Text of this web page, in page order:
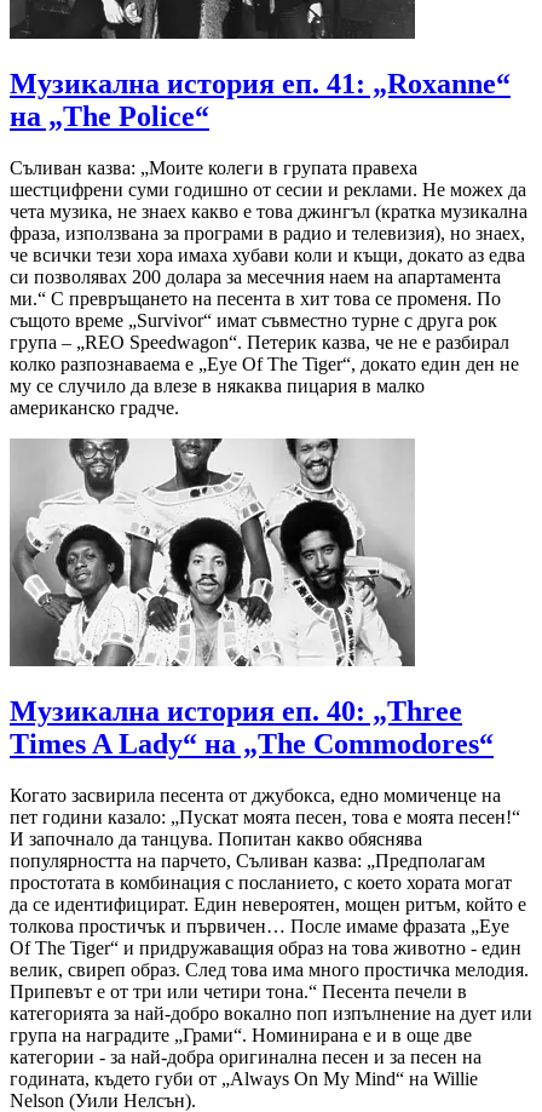
Музикална история еп. 41: „Roxanne“
на „The Police“
Съливан казва: „Моите колеги в групата правеха
шестцифрени суми годишно от сесии и реклами. Не можех да
чета музика, не знаех какво е това джингъл (кратка музикална
фраза, използвана за програми в радио и телевизия), но знаех,
че всички тези хора имаха хубави коли и къщи, докато аз едва
си позволявах 200 долара за месечния наем на апартамента
ми.“ С превръщането на песента в хит това се променя. По
същото време „Survivor“ имат съвместно турне с друга рок
група – „REO Speedwagon“. Петерик казва, че не е разбирал
колко разпознаваема е „Eye Of The Tiger“, докато един ден не
му се случило да влезе в някаква пицария в малко
американско градче.
Музикална история еп. 40: „Three
Times A Lady“ на „The Commodores“
Когато засвирила песента от джубокса, едно момиченце на
пет години казало: „Пускат моята песен, това е моята песен!“
И започнало да танцува. Попитан какво обяснява
популярността на парчето, Съливан казва: „Предполагам
простотата в комбинация с посланието, с което хората могат
да се идентифицират. Един невероятен, мощен ритъм, който е
толкова простичък и първичен… После имаме фразата „Eye
Of The Tiger“ и придружаващия образ на това животно - един
велик, свиреп образ. След това има много простичка мелодия.
Припевът е от три или четири тона.“ Песента печели в
категорията за най-добро вокално поп изпълнение на дует или
група на наградите „Грами“. Номинирана е и в още две
категории - за най-добра оригинална песен и за песен на
годината, където губи от „Always On My Mind“ на Willie
Nelson (Уили Нелсън).